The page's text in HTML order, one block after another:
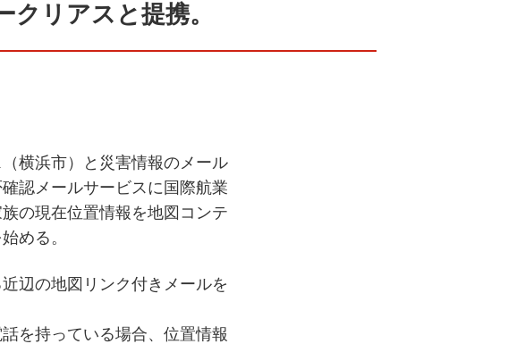
クリアスと提携。
横浜市）と災害情報のメール
認メールサービスに国際航業
の現在位置情報を地図コンテ
める。
辺の地図リンク付きメールを
を持っている場合、位置情報